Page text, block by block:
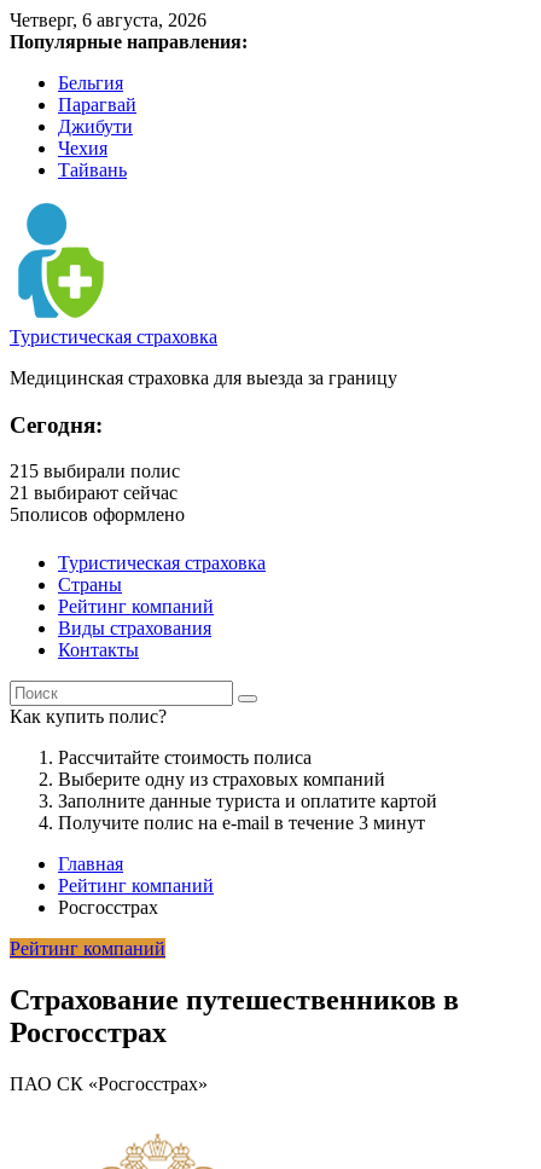
Четверг, 6 августа, 2026
Популярные направления:
Бельгия
Парагвай
Джибути
Чехия
Тайвань
Туристическая страховка
Медицинская страховка для выезда за границу
Сегодня:
215 выбирали полис
21 выбирают сейчас
5полисов оформлено
Туристическая страховка
Страны
Рейтинг компаний
Виды страхования
Контакты
Как купить полис?
Рассчитайте стоимость полиса
Выберите одну из страховых компаний
Заполните данные туриста и оплатите картой
Получите полис на e-mail в течение 3 минут
Главная
Рейтинг компаний
Росгосстрах
Рейтинг компаний
Страхование путешественников в
Росгосстрах
ПАО СК «Росгосстрах»